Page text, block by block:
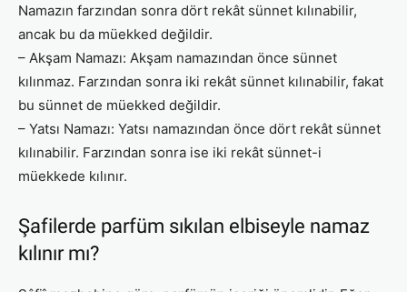
Namazın farzından sonra dört rekât sünnet kılınabilir,
ancak bu da müekked değildir.
– Akşam Namazı: Akşam namazından önce sünnet
kılınmaz. Farzından sonra iki rekât sünnet kılınabilir, fakat
bu sünnet de müekked değildir.
– Yatsı Namazı: Yatsı namazından önce dört rekât sünnet
kılınabilir. Farzından sonra ise iki rekât sünnet-i
müekkede kılınır.
Şafilerde parfüm sıkılan elbiseyle namaz
kılınır mı?